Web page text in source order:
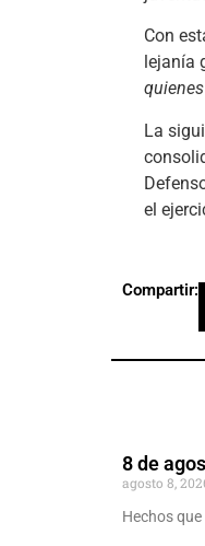
Con
lejanía
La
el
Compartir:
8 de
agosto 8,
Hechos